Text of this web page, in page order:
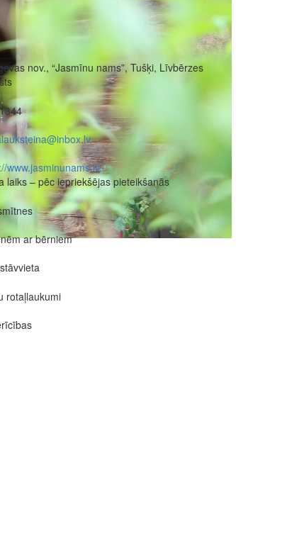
nov., “Jasmīnu nams”, Tušķi, Līvbērzes
www.jasminunams.lv./
laiks – pēc iepriekšējas pieteikšanās
ar bērniem
rotaļlaukumi